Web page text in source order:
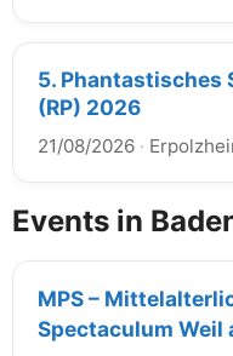
5. Phantastisches
(RP) 2026
21/08/2026 ·
Events in
MPS –
Spectaculum Weil